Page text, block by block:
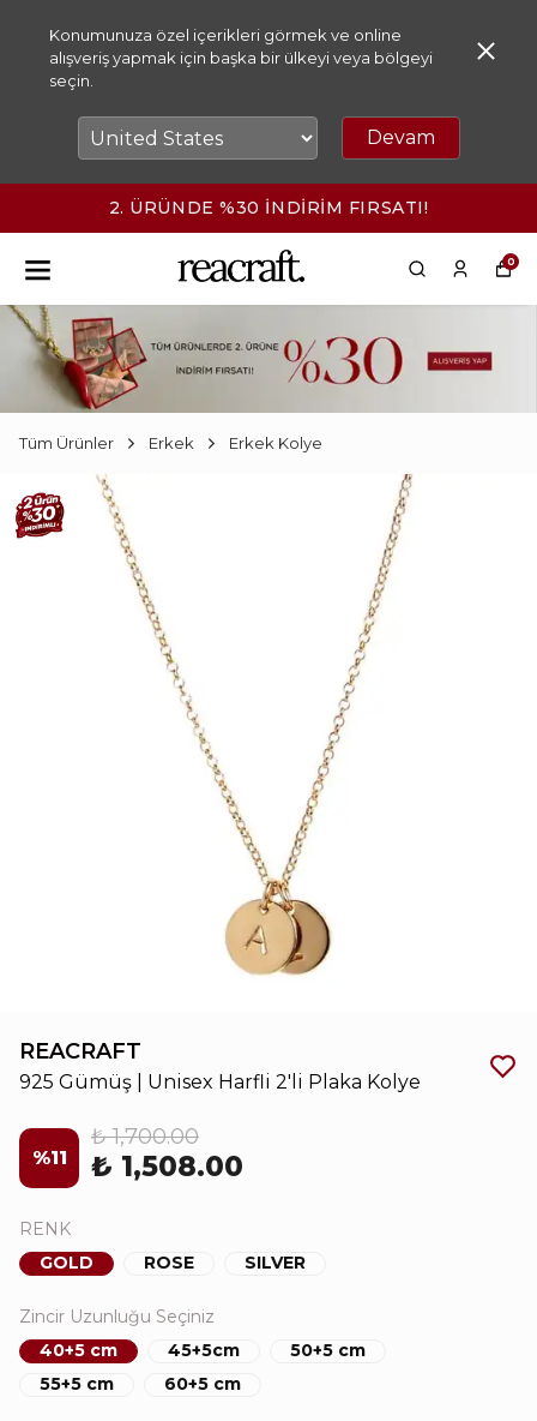
Konumunuza özel içerikleri görmek ve online
alışveriş yapmak için başka bir ülkeyi veya bölgeyi
seçin.
Devam
2. ÜRÜNDE %30 İNDİRİM FIRSATI!
0
Tüm Ürünler Erkek Erkek Kolye
REACRAFT
925 Gümüş | Unisex Harfli 2'li Plaka Kolye
%11
₺ 1,700.00
₺ 1,508.00
RENK
GOLD
ROSE SILVER
Zincir Uzunluğu Seçiniz
40+5 cm
45+5cm
50+5 cm
55+5 cm
60+5 cm